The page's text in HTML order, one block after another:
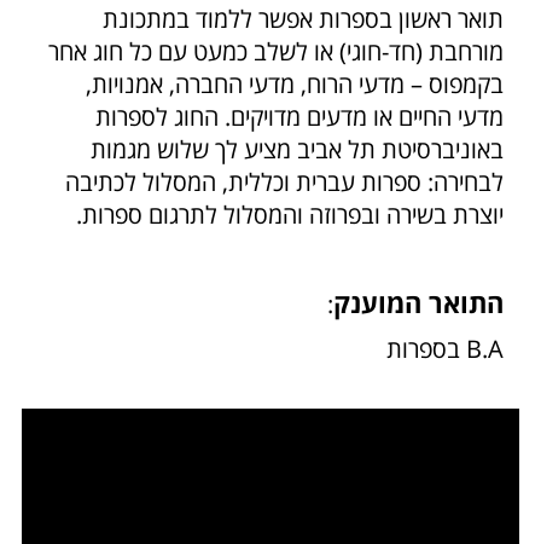
תואר ראשון בספרות אפשר ללמוד במתכונת
מורחבת (חד-חוגי) או לשלב כמעט עם כל חוג אחר
בקמפוס – מדעי הרוח, מדעי החברה, אמנויות,
מדעי החיים או מדעים מדויקים. החוג לספרות
באוניברסיטת תל אביב מציע לך שלוש מגמות
לבחירה: ספרות עברית וכללית, המסלול לכתיבה
יוצרת בשירה ובפרוזה והמסלול לתרגום ספרות.
התואר המוענק:
B.A בספרות